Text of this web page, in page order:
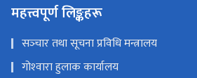
महत्त्वपूर्ण लिङ्कहरू
सञ्‍चार तथा सूचना प्रविधि मन्त्रालय
गोश्‍वारा हुलाक कार्यालय